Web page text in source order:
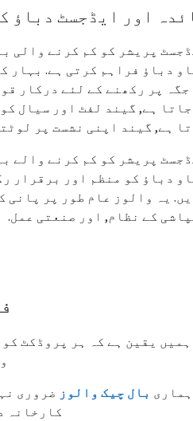
اور ایڈجسٹ دباؤ
پریشر کو کم کرنے والی
دباؤ فراہم کرتی ہے. بہار
جگہ پر رکھنے کے لئے درکار
ہے, گیند لفٹ اور سیال
ہے, گیند اپنی نشست پر
پریشر کو کم کرنے والے
دباؤ کو منظم اور برقرار
یہ والوز عام طور پر پانی
کے نظام, اور صنعتی عمل.
ہمیں یقین ہے کہ ہر پروڈکٹ
ہماری بال چیک والوز ضروری
کارخانہ